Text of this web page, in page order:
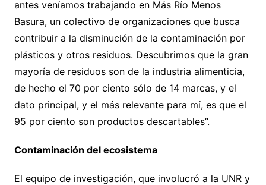
antes veníamos trabajando en Más Río Menos
Basura, un colectivo de organizaciones que busca
contribuir a la disminución de la contaminación por
plásticos y otros residuos. Descubrimos que la gran
mayoría de residuos son de la industria alimenticia,
de hecho el 70 por ciento sólo de 14 marcas, y el
dato principal, y el más relevante para mí, es que el
95 por ciento son productos descartables”.
Contaminación del ecosistema
El equipo de investigación, que involucró a la UNR y